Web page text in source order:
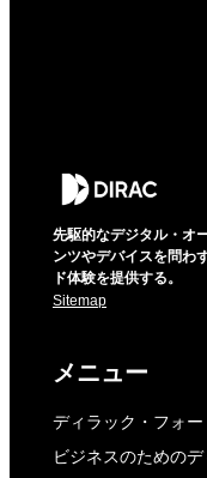
先駆的なデジタル・オ
ンツやデバイスを問わ
ド体験を提供する。
Sitemap
メニュー
ディラック・フォー
ビジネスのためのデ